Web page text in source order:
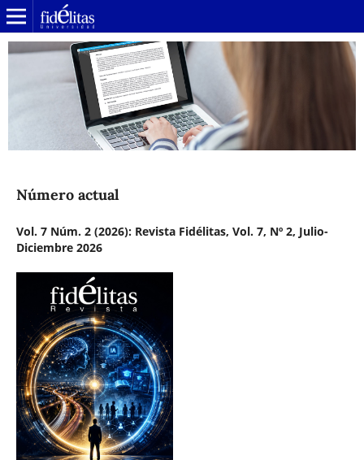
Número actual
Vol. 7 Núm. 2 (2026): Revista Fidélitas, Vol. 7, Nº 2, Julio-
Diciembre 2026